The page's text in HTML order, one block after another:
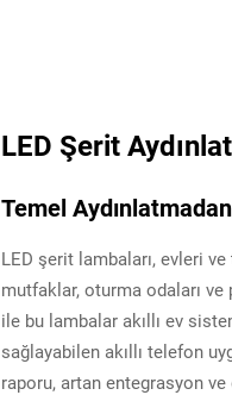
LED Şerit
Temel
LED şerit lambaları, evleri
mutfaklar, oturma odaları ve
ile bu lambalar akıllı ev
sağlayabilen akıllı telefon
raporu, artan entegrasyon ve